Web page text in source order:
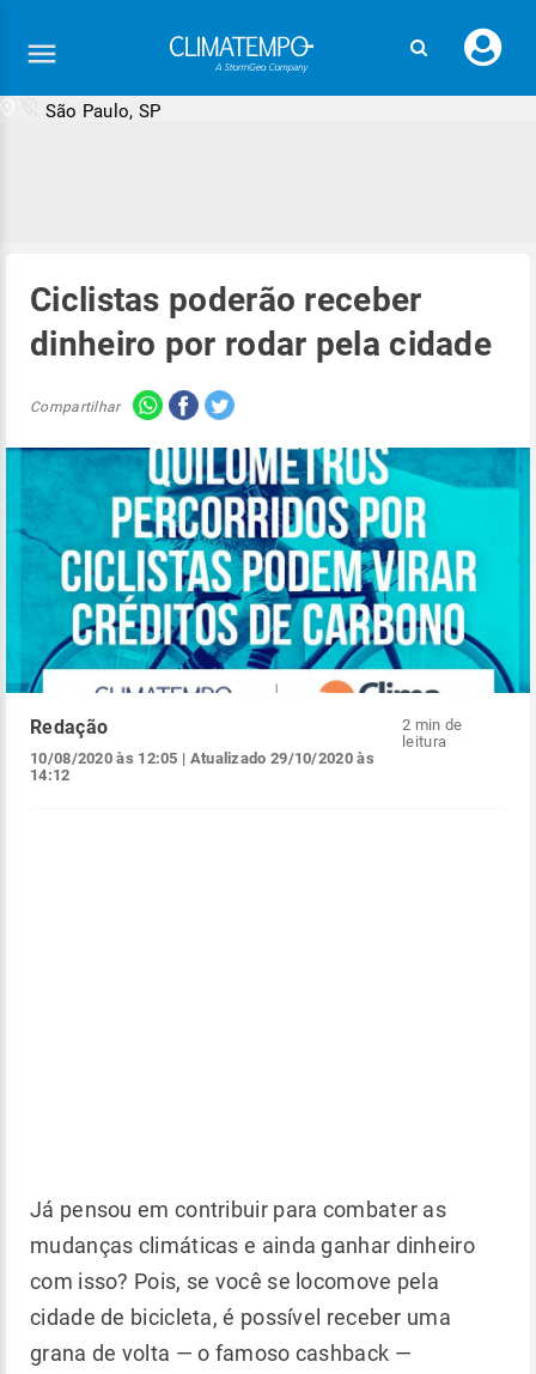
seu
São Paulo, SP
Ciclistas poderão receber
dinheiro por rodar pela cidade
Compartilhar
Redação
10/08/2020 às 12:05 | Atualizado 29/10/2020 às
14:12
2 min de
leitura
Já pensou em contribuir para combater as
mudanças climáticas e ainda ganhar dinheiro
com isso? Pois, se você se locomove pela
cidade de bicicleta, é possível receber uma
grana de volta — o famoso cashback —